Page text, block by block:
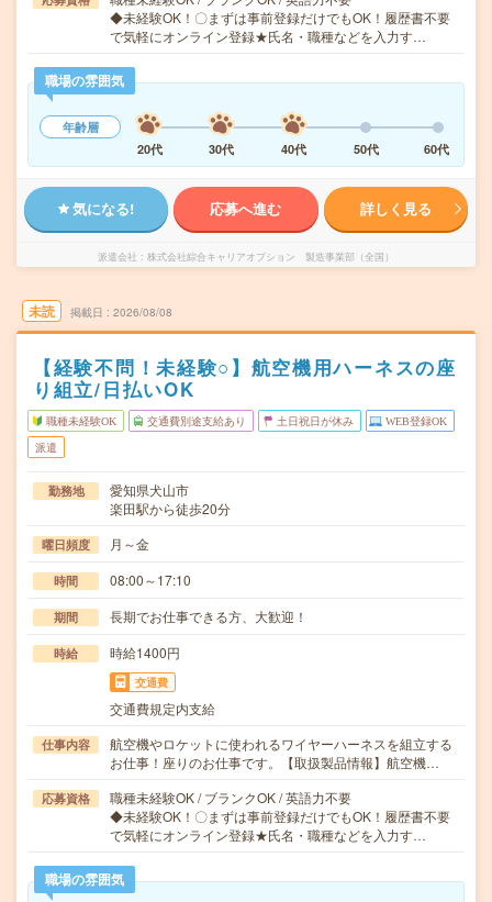
◆未経験OK！〇まずは事前登録だけでもOK！履歴書不要
で気軽にオンライン登録★氏名・職種などを入力す…
職場の雰囲気
年齢層
20代
30代 40代 50代 60代
気になる! 応募へ進む 詳しく見る
派遣会社 株式会社綜合キャリアオプション 製造事業部（全国）
未読 掲載日 2026/08/08
【経験不問！未経験○】航空機用ハーネスの座
り組立/日払いOK
職種未経験OK 交通費別途支給あり 土日祝日が休み WEB登録OK
派遣
勤務地
愛知県犬山市
楽田駅から徒歩20分
曜日頻度 月～金
時間 08:00～17:10
期間 長期でお仕事できる方、大歓迎！
時給 時給1400円
交通費
交通費規定内支給
仕事内容
航空機やロケットに使われるワイヤーハーネスを組立する
お仕事！座りのお仕事です。【取扱製品情報】航空機…
応募資格
職種未経験OK / ブランクOK / 英語力不要
◆未経験OK！〇まずは事前登録だけでもOK！履歴書不要
で気軽にオンライン登録★氏名・職種などを入力す…
職場の雰囲気